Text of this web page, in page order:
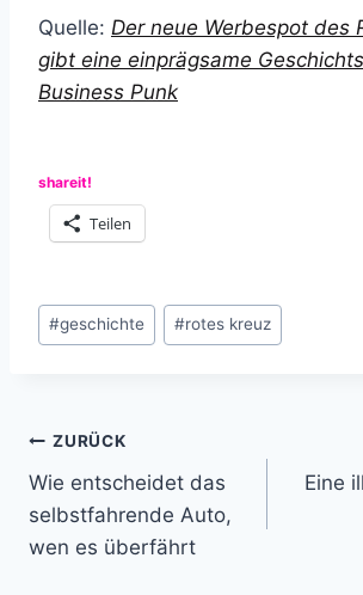
Quelle: Der neue Werbespot des
gibt eine einprägsame
Business Punk
shareit!
Teilen
Schlagworte:
#geschichte #rotes kreuz
Beitragsnavigation
ZURÜCK
Wie entscheidet das
selbstfahrende Auto,
wen es überfährt
Eine